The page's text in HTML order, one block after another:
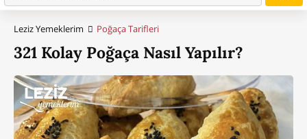
Leziz Yemeklerim Poğaça Tarifleri
321 Kolay Poğaça Nasıl Yapılır?